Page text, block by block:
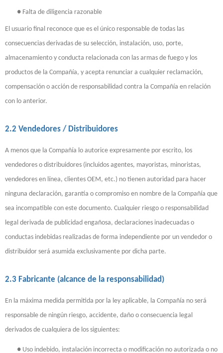
● Falta de diligencia razonable
El usuario final reconoce que es el único responsable de todas las
consecuencias derivadas de su selección, instalación, uso, porte,
almacenamiento y conducta relacionada con las armas de fuego y los
productos de la Compañía, y acepta renunciar a cualquier reclamación,
compensación o acción de responsabilidad contra la Compañía en relación
con lo anterior.
2.2 Vendedores / Distribuidores
A menos que la Compañía lo autorice expresamente por escrito, los
vendedores o distribuidores (incluidos agentes, mayoristas, minoristas,
vendedores en línea, clientes OEM, etc.) no tienen autoridad para hacer
ninguna declaración, garantía o compromiso en nombre de la Compañía que
sea incompatible con este documento. Cualquier riesgo o responsabilidad
legal derivada de publicidad engañosa, declaraciones inadecuadas o
conductas indebidas realizadas de forma independiente por un vendedor o
distribuidor será asumida exclusivamente por dicha parte.
2.3 Fabricante (alcance de la responsabilidad)
En la máxima medida permitida por la ley aplicable, la Compañía no será
responsable de ningún riesgo, accidente, daño o consecuencia legal
derivados de cualquiera de los siguientes:
● Uso indebido, instalación incorrecta o modificación no autorizada o no